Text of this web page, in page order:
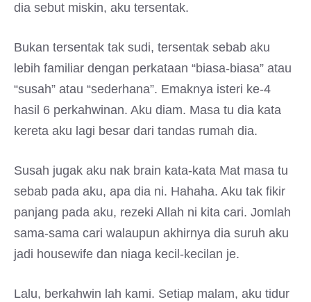
dia sebut miskin, aku tersentak.
Bukan tersentak tak sudi, tersentak sebab aku
lebih familiar dengan perkataan “biasa-biasa” atau
“susah” atau “sederhana”. Emaknya isteri ke-4
hasil 6 perkahwinan. Aku diam. Masa tu dia kata
kereta aku lagi besar dari tandas rumah dia.
Susah jugak aku nak brain kata-kata Mat masa tu
sebab pada aku, apa dia ni. Hahaha. Aku tak fikir
panjang pada aku, rezeki Allah ni kita cari. Jomlah
sama-sama cari walaupun akhirnya dia suruh aku
jadi housewife dan niaga kecil-kecilan je.
Lalu, berkahwin lah kami. Setiap malam, aku tidur